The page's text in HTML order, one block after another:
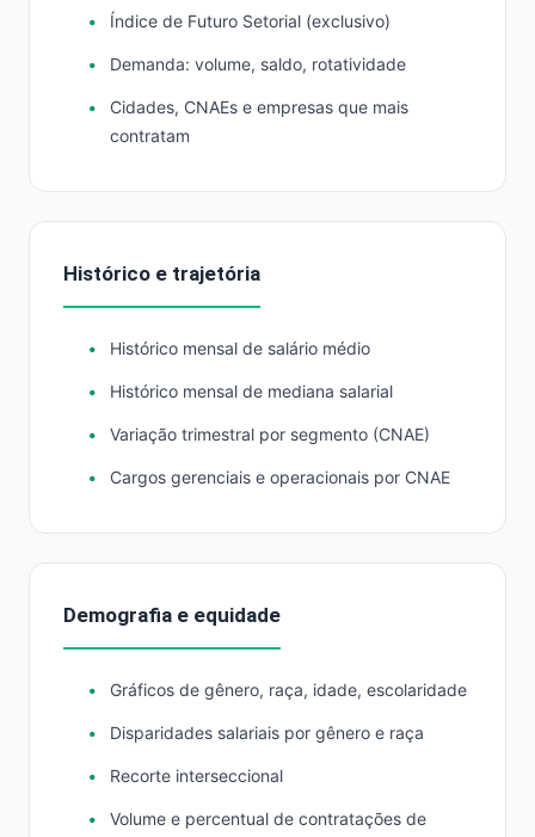
Índice de Futuro Setorial (exclusivo)
Demanda: volume, saldo, rotatividade
Cidades, CNAEs e empresas que mais
contratam
Histórico e trajetória
Histórico mensal de salário médio
Histórico mensal de mediana salarial
Variação trimestral por segmento (CNAE)
Cargos gerenciais e operacionais por CNAE
Demografia e equidade
Gráficos de gênero, raça, idade, escolaridade
Disparidades salariais por gênero e raça
Recorte interseccional
Volume e percentual de contratações de